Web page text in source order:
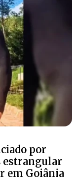
por
estrangular
em Goiânia